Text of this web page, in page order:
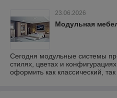
23.06.2026
Модульная
Сегодня модульные системы
стилях, цветах и
оформить как классический,